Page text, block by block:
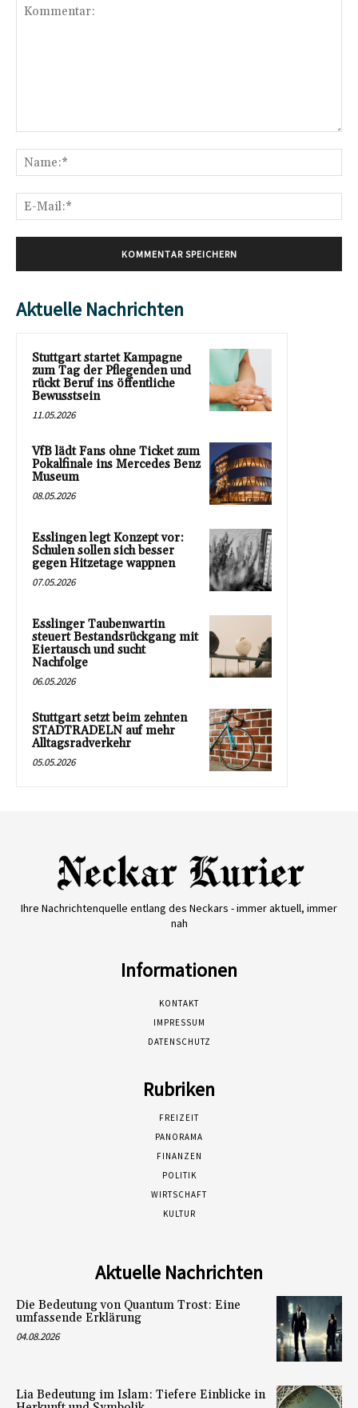
Aktuelle Nachrichten
Stuttgart startet Kampagne
zum Tag der Pflegenden und
rückt Beruf ins öffentliche
Bewusstsein
11.05.2026
VfB lädt Fans ohne Ticket zum
Pokalfinale ins Mercedes Benz
Museum
08.05.2026
Esslingen legt Konzept vor:
Schulen sollen sich besser
gegen Hitzetage wappnen
07.05.2026
Esslinger Taubenwartin
steuert Bestandsrückgang mit
Eiertausch und sucht
Nachfolge
06.05.2026
Stuttgart setzt beim zehnten
STADTRADELN auf mehr
Alltagsradverkehr
05.05.2026
Ihre Nachrichtenquelle entlang des Neckars - immer aktuell, immer
nah
Informationen
KONTAKT
IMPRESSUM
DATENSCHUTZ
Rubriken
FREIZEIT
PANORAMA
FINANZEN
POLITIK
WIRTSCHAFT
KULTUR
Aktuelle Nachrichten
Die Bedeutung von Quantum Trost: Eine
umfassende Erklärung
04.08.2026
Lia Bedeutung im Islam: Tiefere Einblicke in